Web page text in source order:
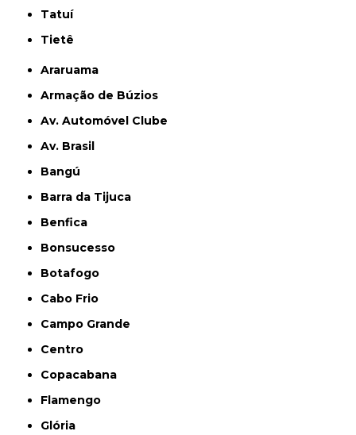
Tatuí
Tietê
Araruama
Armação de Búzios
Av. Automóvel Clube
Av. Brasil
Bangú
Barra da Tijuca
Benfica
Bonsucesso
Botafogo
Cabo Frio
Campo Grande
Centro
Copacabana
Flamengo
Glória